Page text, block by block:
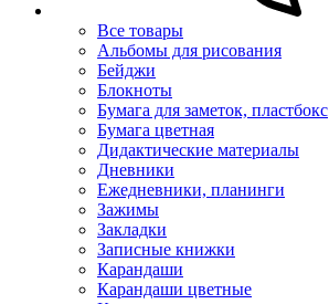
Все товары
Альбомы для рисования
Бейджи
Блокноты
Бумага для заметок, пластбокс
Бумага цветная
Дидактические материалы
Дневники
Ежедневники, планинги
Зажимы
Закладки
Записные книжки
Карандаши
Карандаши цветные